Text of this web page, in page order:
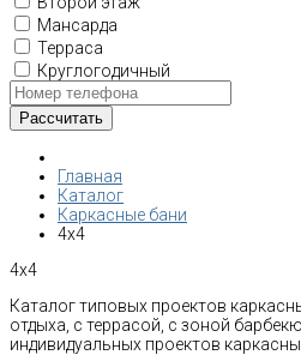
Мансарда
Терраса
Круглогодичный
Главная
Каталог
Каркасные бани
4x4
4x4
Каталог типовых проектов
отдыха, с террасой, с зоной
индивидуальных проектов